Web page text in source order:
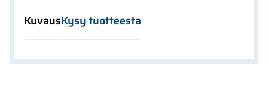
KuvausKysy tuotteesta